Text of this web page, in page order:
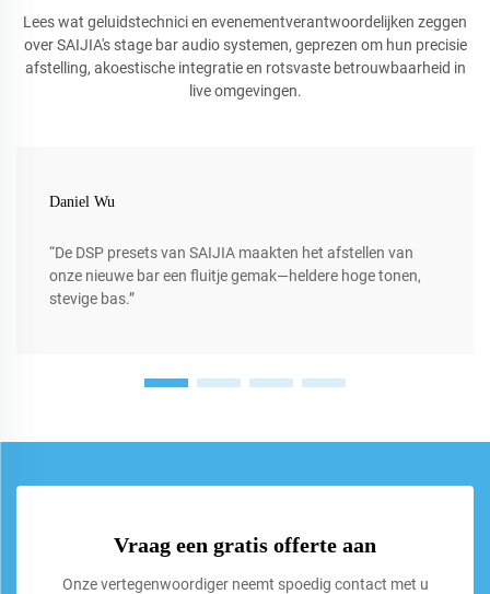
Lees wat geluidstechnici en evenementverantwoordelijken zeggen
over SAIJIA's stage bar audio systemen, geprezen om hun precisie
afstelling, akoestische integratie en rotsvaste betrouwbaarheid in
live omgevingen.
Daniel Wu
“De DSP presets van SAIJIA maakten het afstellen van
onze nieuwe bar een fluitje gemak—heldere hoge tonen,
stevige bas.”
Vraag een gratis offerte aan
Onze vertegenwoordiger neemt spoedig contact met u